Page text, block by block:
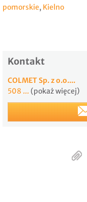
pomorskie, Kielno
Kontakt
COLMET Sp. z o.o....
508 ... (pokaż więcej)